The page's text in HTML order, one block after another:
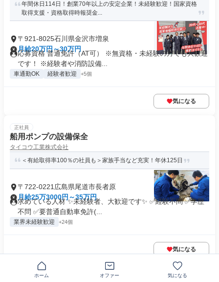
年間休日114日！創業70年以上の安定企業！未経験歓迎！国家資格
取得支援・資格取得時報奨金...
〒921-8025石川県金沢市増泉
月給20万円～30万円
応募資格 普通免許（AT可） ※無資格・未経験の方でも大歓迎
です！ ※経験者や消防設備...
車通勤OK 経験者歓迎 +5個
気になる
正社員
船用ポンプの設備保全
タイコウ工業株式会社
＜有給取得率100％の社員も＞家族手当など充実！年休125日
〒722-0221広島県尾道市長者原
月給25万3000円～35万円
求めている人材 ✨未経験者、大歓迎です✨ ✅経験不問 ✅学歴
不問 ✅要普通自動車免許(...
業界未経験歓迎 +24個
気になる
ホーム オファー 気になる